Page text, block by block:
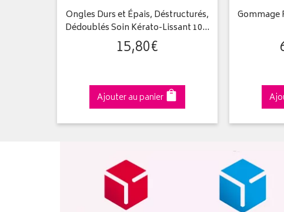
Ongles Durs et Épais, Déstructurés,
Dédoublés Soin Kérato-Lissant 10…
15,80€
Ajouter au panier
Gommage